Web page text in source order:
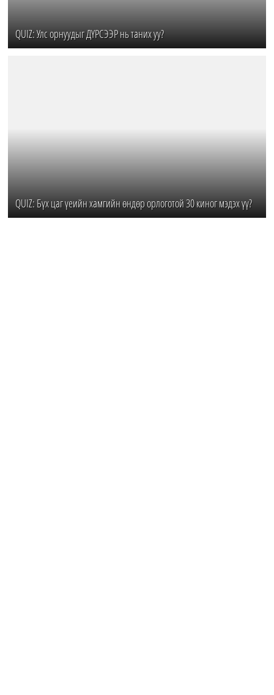
QUIZ: Улс орнуудыг ДҮРСЭЭР нь таних уу?
QUIZ: Бүх цаг үеийн хамгийн өндөр орлоготой 30 киног мэдэх үү?